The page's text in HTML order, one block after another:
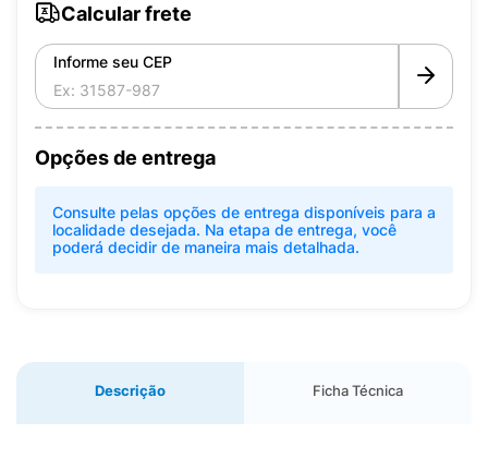
Calcular frete
Informe seu CEP
Opções de entrega
Consulte pelas opções de entrega disponíveis para a
localidade desejada. Na etapa de entrega, você
poderá decidir de maneira mais detalhada.
Descrição Ficha Técnica